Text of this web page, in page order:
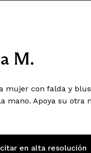
M.
mujer con falda y
mano. Apoya su otra
en alta resolución